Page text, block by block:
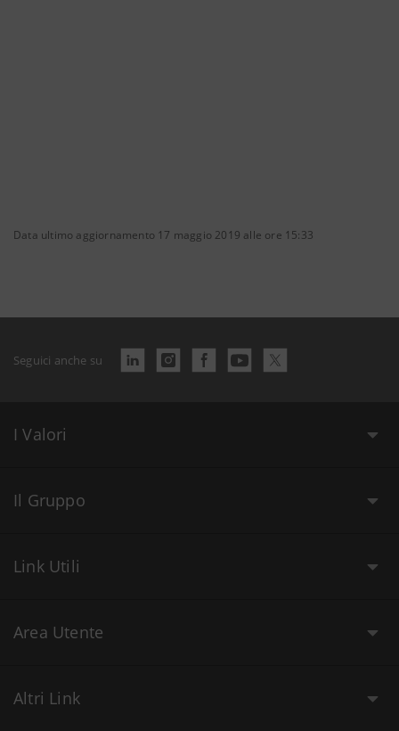
Data ultimo aggiornamento 17 maggio 2019 alle ore 15:33
Seguici anche su
I Valori
Il Gruppo
Link Utili
Area Utente
Altri Link